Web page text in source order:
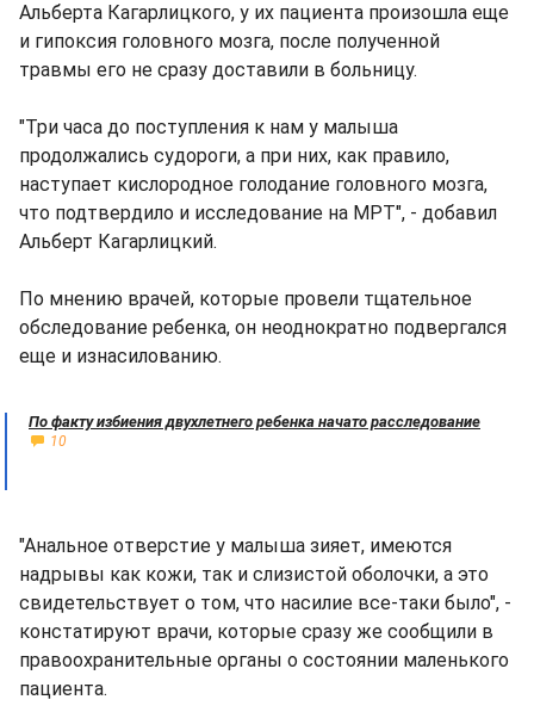
Альберта Кагарлицкого, у их пациента произошла еще
и гипоксия головного мозга, после полученной
травмы его не сразу доставили в больницу.
"Три часа до поступления к нам у малыша
продолжались судороги, а при них, как правило,
наступает кислородное голодание головного мозга,
что подтвердило и исследование на МРТ", - добавил
Альберт Кагарлицкий.
По мнению врачей, которые провели тщательное
обследование ребенка, он неоднократно подвергался
еще и изнасилованию.
По факту избиения двухлетнего ребенка начато расследование
10
"Анальное отверстие у малыша зияет, имеются
надрывы как кожи, так и слизистой оболочки, а это
свидетельствует о том, что насилие все-таки было", -
констатируют врачи, которые сразу же сообщили в
правоохранительные органы о состоянии маленького
пациента.